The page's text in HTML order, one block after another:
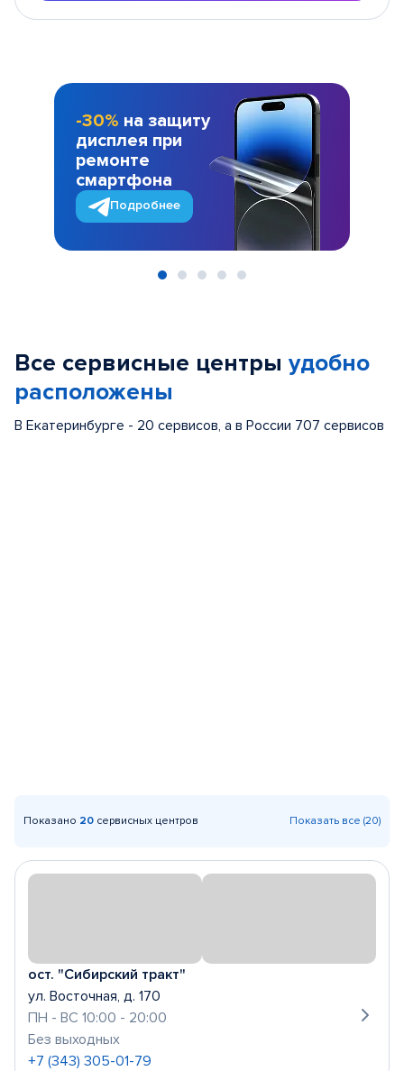
-30% на защиту
дисплея при
ремонте
смартфона
Подробнее
Все сервисные центры удобно
расположены
В Екатеринбурге - 20 сервисов, а в России 707 сервисов
Показано 20 сервисных центров Показать все (20)
ост. "Сибирский тракт"
ул. Восточная, д. 170
ПН - ВС 10:00 - 20:00
Без выходных
+7 (343) 305-01-79